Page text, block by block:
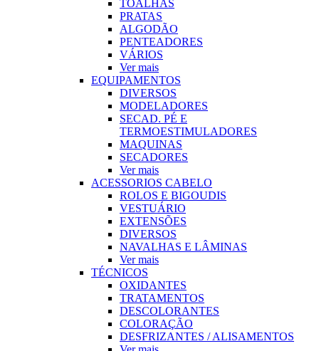
TOALHAS
PRATAS
ALGODÃO
PENTEADORES
VÁRIOS
Ver mais
EQUIPAMENTOS
DIVERSOS
MODELADORES
SECAD. PÉ E
TERMOESTIMULADORES
MAQUINAS
SECADORES
Ver mais
ACESSORIOS CABELO
ROLOS E BIGOUDIS
VESTUÁRIO
EXTENSÕES
DIVERSOS
NAVALHAS E LÂMINAS
Ver mais
TÉCNICOS
OXIDANTES
TRATAMENTOS
DESCOLORANTES
COLORAÇÃO
DESFRIZANTES / ALISAMENTOS